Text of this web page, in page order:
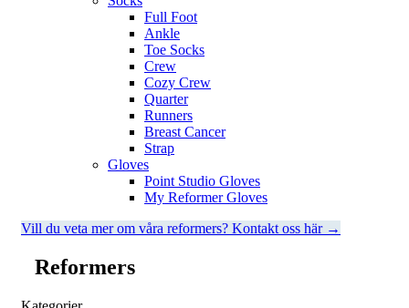
Full Foot
Ankle
Toe Socks
Crew
Cozy Crew
Quarter
Runners
Breast Cancer
Strap
Gloves
Point Studio Gloves
My Reformer Gloves
Vill du veta mer om våra reformers? Kontakt oss här →
Reformers